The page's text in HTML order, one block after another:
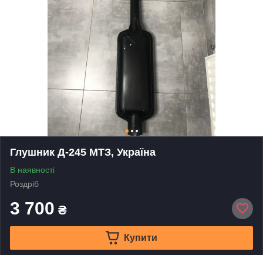
Глушник Д-245 МТЗ, Україна
В наявності
Роздріб
3 700 ₴
Купити